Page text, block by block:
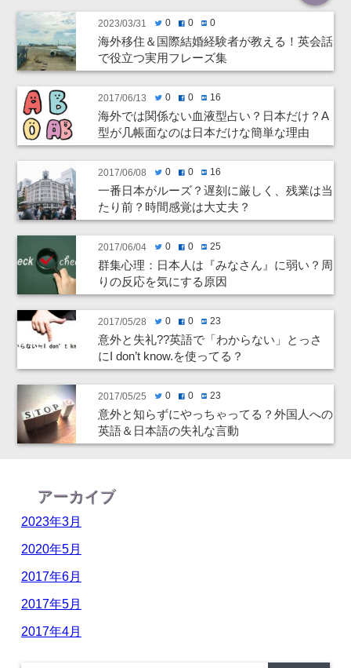
2023/03/31 twitter0 facebook0 hatenabookmark0
海外移住＆国際結婚経験者が教える！英会話
で役立つ実用フレーズ集
2017/06/13 twitter0 facebook0 hatenabookmark 16
海外では関係ない血液型占い？日本だけ？A
型が几帳面なのは日本だけな簡単な理由
2017/06/08 twitter0 facebook0 hatenabookmark 16
一番日本がルーズ？遅刻に厳しく、残業は当
たり前？時間感覚は大丈夫？
2017/06/04 twitter0 facebook0 hatenabookmark25
群集心理：日本人は『みなさん』に弱い？周
りの反応を気にする原因
2017/05/28 twitter0 facebook0 hatenabookmark23
意外と失礼??英語で「わからない」とっさ
にI don’t know.を使ってる？
2017/05/25 twitter0 facebook0 hatenabookmark23
意外と知らずにやっちゃってる？外国人への
英語＆日本語の失礼な言動
アーカイブ
2023年3月
2020年5月
2017年6月
2017年5月
2017年4月